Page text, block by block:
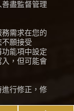
盡監督管理
需求在您的
不願接受
能項中設定
入，但可能會
行修正，修